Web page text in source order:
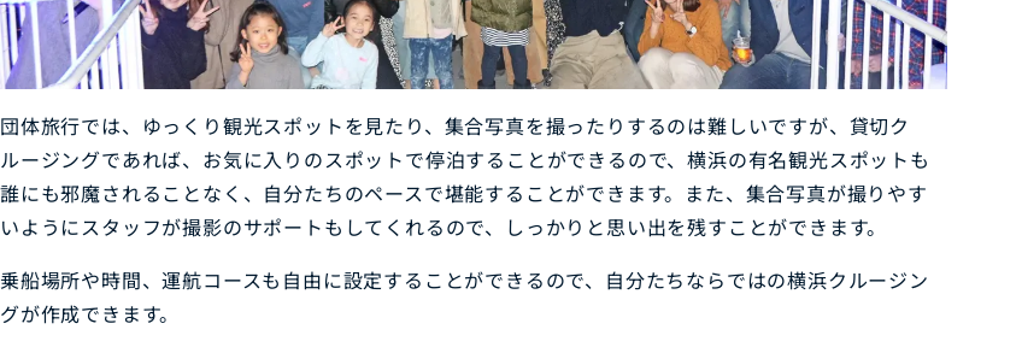
団体旅行では、ゆっくり観光スポットを見たり、集合写真を撮ったりするのは難しいですが、貸切ク
ルージングであれば、お気に入りのスポットで停泊することができるので、横浜の有名観光スポットも
誰にも邪魔されることなく、自分たちのペースで堪能することができます。また、集合写真が撮りやす
いようにスタッフが撮影のサポートもしてくれるので、しっかりと思い出を残すことができます。
乗船場所や時間、運航コースも自由に設定することができるので、自分たちならではの横浜クルージン
グが作成できます。